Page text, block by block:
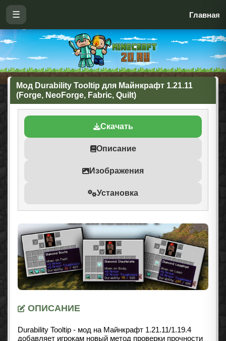
☰ Главная
Мод Durability Tooltip для Майнкрафт 1.21.11
(Forge, NeoForge, Fabric, Quilt)
Скачать
Описание
Изображения
Установка
ОПИСАНИЕ
Durability Tooltip - мод на Майнкрафт 1.21.11/1.19.4
добавляет игрокам новый метод проверки прочности